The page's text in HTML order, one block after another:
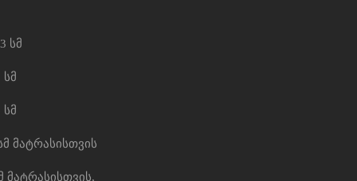
სმ
სმ
სმ
მატრასისთვის
მატრასისთვის,